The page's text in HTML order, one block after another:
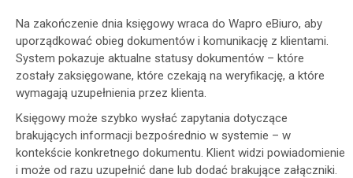
Na zakończenie dnia księgowy wraca do Wapro eBiuro, aby
uporządkować obieg dokumentów i komunikację z klientami.
System pokazuje aktualne statusy dokumentów – które
zostały zaksięgowane, które czekają na weryfikację, a które
wymagają uzupełnienia przez klienta.
Księgowy może szybko wysłać zapytania dotyczące
brakujących informacji bezpośrednio w systemie – w
kontekście konkretnego dokumentu. Klient widzi powiadomienie
i może od razu uzupełnić dane lub dodać brakujące załączniki.